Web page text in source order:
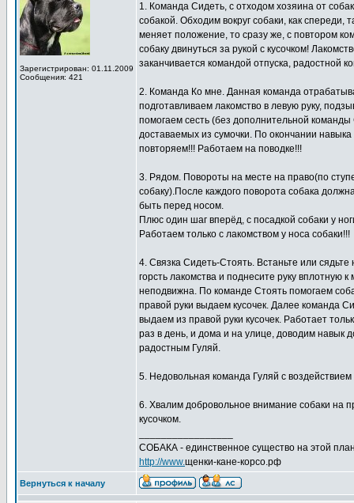
Зарегистрирован: 01.11.2009
Сообщения: 421
1. Команда Сидеть, с отходом хозяина от
собакой. Обходим вокруг собаки, как спереди,
меняет положение, то сразу же, с повтором
собаку двинуться за рукой с кусочком!
заканчивается командой отпуска, радостной
2. Команда Ко мне. Данная команда
подготавливаем лакомство в левую руку,
помогаем сесть (без дополнительной
доставаемых из сумочки. По окончании
повторяем!!! Работаем на поводке!!!
3. Рядом. Повороты на месте на право(по
собаку).После каждого поворота собака
быть перед носом.
Плюс один шаг вперёд, с посадкой собаки у
Работаем только с лакомством у носа собаки!!!
4. Связка Сидеть-Стоять. Встаньте или
горсть лакомства и поднесите руку вплотную
неподвижна. По команде Стоять помогаем
правой руки выдаем кусочек. Далее команда
выдаем из правой руки кусочек. Работает
раз в день, и дома и на улице, доводим навык
радостным Гуляй.
5. Недовольная команда Гуляй с воздействием
6. Хвалим добровольное внимание собаки на
кусочком.
СОБАКА - единственное существо на этой
http://www.щенки-кане-корсо.рф
Вернуться к началу